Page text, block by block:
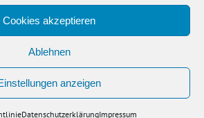
Cookies akzeptieren
Ablehnen
anzeigen
DatenschutzerklärungImpressum
| All Rights Reserved | Powered byWordPress|
Theme Fusion